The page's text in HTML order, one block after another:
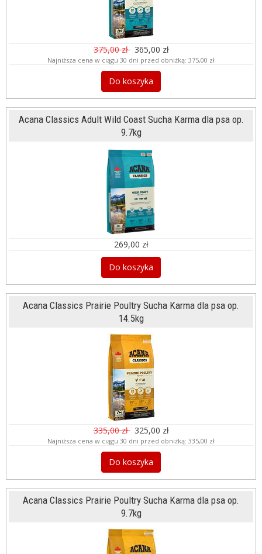
375,00 zł 365,00 zł
Najniższa cena w ciągu 30 dni przed obniżką: 375,00 zł
Do koszyka
Acana Classics Adult Wild Coast Sucha Karma dla psa op.
9.7kg
269,00 zł
Do koszyka
Acana Classics Prairie Poultry Sucha Karma dla psa op.
14.5kg
335,00 zł 325,00 zł
Najniższa cena w ciągu 30 dni przed obniżką: 335,00 zł
Do koszyka
Acana Classics Prairie Poultry Sucha Karma dla psa op.
9.7kg